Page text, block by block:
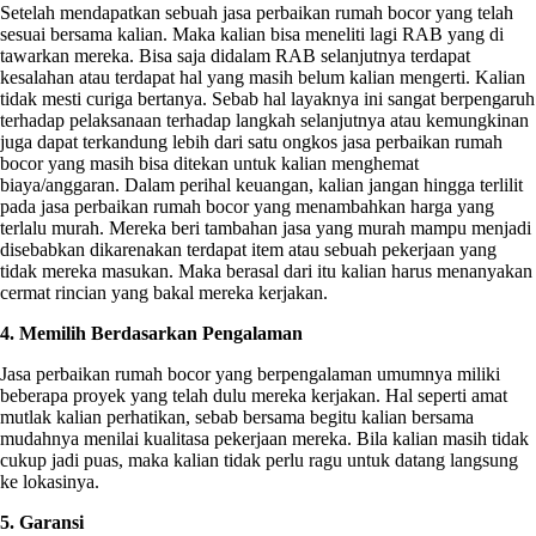
Setelah mendapatkan sebuah jasa perbaikan rumah bocor yang telah
sesuai bersama kalian. Maka kalian bisa meneliti lagi RAB yang di
tawarkan mereka. Bisa saja didalam RAB selanjutnya terdapat
kesalahan atau terdapat hal yang masih belum kalian mengerti. Kalian
tidak mesti curiga bertanya. Sebab hal layaknya ini sangat berpengaruh
terhadap pelaksanaan terhadap langkah selanjutnya atau kemungkinan
juga dapat terkandung lebih dari satu ongkos jasa perbaikan rumah
bocor yang masih bisa ditekan untuk kalian menghemat
biaya/anggaran. Dalam perihal keuangan, kalian jangan hingga terlilit
pada jasa perbaikan rumah bocor yang menambahkan harga yang
terlalu murah. Mereka beri tambahan jasa yang murah mampu menjadi
disebabkan dikarenakan terdapat item atau sebuah pekerjaan yang
tidak mereka masukan. Maka berasal dari itu kalian harus menanyakan
cermat rincian yang bakal mereka kerjakan.
4. Memilih Berdasarkan Pengalaman
Jasa perbaikan rumah bocor yang berpengalaman umumnya miliki
beberapa proyek yang telah dulu mereka kerjakan. Hal seperti amat
mutlak kalian perhatikan, sebab bersama begitu kalian bersama
mudahnya menilai kualitasa pekerjaan mereka. Bila kalian masih tidak
cukup jadi puas, maka kalian tidak perlu ragu untuk datang langsung
ke lokasinya.
5. Garansi